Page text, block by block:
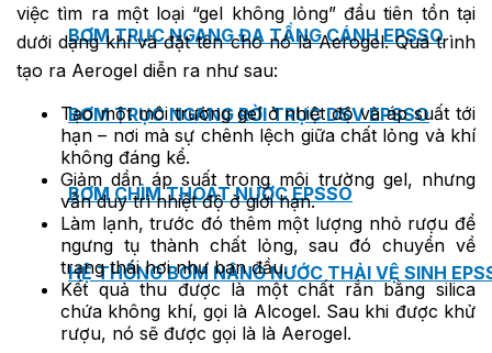
BƠM TRỤC NGANG ĐA TẦNG CÁNH EPSSO
BƠM TRỤC NGANG RỜI TRỤC DSV EPSSO
BƠM CHÌM THOÁT NƯỚC EPSSO
HỆ THỐNG BƠM NÂNG NƯỚC THẢI VỆ SINH
việc tìm ra một loại “gel không lỏng” đầu tiên tồn tại
dưới dạng khí và đặt tên cho nó là Aerogel. Quá trình
tạo ra Aerogel diễn ra như sau:
Tạo một môi trường gel ở nhiệt độ và áp suất tới
hạn – nơi mà sự chênh lệch giữa chất lỏng và khí
không đáng kể.
Giảm dần áp suất trong môi trường gel, nhưng
vẫn duy trì nhiệt độ ở giới hạn.
Làm lạnh, trước đó thêm một lượng nhỏ rượu để
ngưng tụ thành chất lỏng, sau đó chuyển về
trạng thái hơi như ban đầu.
Kết quả thu được là một chất rắn bằng silica
chứa không khí, gọi là Alcogel. Sau khi được khử
rượu, nó sẽ được gọi là là Aerogel.